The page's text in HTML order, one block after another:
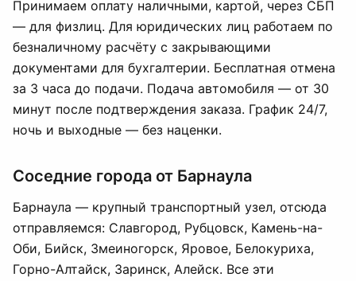
Принимаем оплату наличными, картой, через СБП
— для физлиц. Для юридических лиц работаем по
безналичному расчёту с закрывающими
документами для бухгалтерии. Бесплатная отмена
за 3 часа до подачи. Подача автомобиля — от 30
минут после подтверждения заказа. График 24/7,
ночь и выходные — без наценки.
Соседние города от Барнаула
Барнаула — крупный транспортный узел, отсюда
отправляемся: Славгород, Рубцовск, Камень-на-
Оби, Бийск, Змеиногорск, Яровое, Белокуриха,
Горно-Алтайск, Заринск, Алейск. Все эти